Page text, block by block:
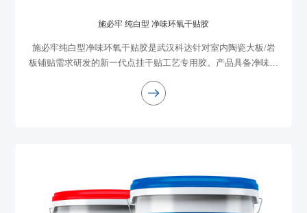
施必牢 纯白型 净味环氧干贴胶
施必牢纯白型净味环氧干贴胶是武汉科达针对室内陶瓷大板/岩
板铺贴需求研发的新一代点挂干贴工艺专用胶。产品具备净味环
住宅装修、商业空间装饰、旧房快速...